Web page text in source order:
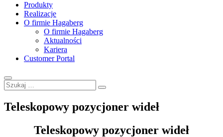
Produkty
Realizacje
O firmie Hagaberg
O firmie Hagaberg
Aktualności
Kariera
Customer Portal
Teleskopowy pozycjoner wideł
Teleskopowy pozycjoner wideł